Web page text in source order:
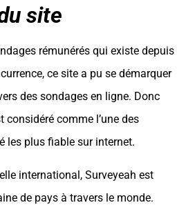
site
rémunérés qui existe depuis
ce site a pu se démarquer
des sondages en ligne. Donc
considéré comme l’une des
les plus fiable sur internet.
international, Surveyeah est
de pays à travers le monde.